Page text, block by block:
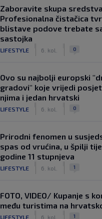
Zaboravite skupa
Profesionalna čistačica
blistave podove trebate
sastojka
LIFESTYLE 6. kol. 0
Ovo su najbolji europski
gradovi" koje vrijedi
njima i jedan hrvatski
LIFESTYLE 6. kol. 0
Prirodni fenomen u
spas od vrućina, u špilji
godine 11 stupnjeva
LIFESTYLE 6. kol. 1
FOTO, VIDEO/ Kupanje s
među turistima na
LIFESTYLE 6. kol. 1